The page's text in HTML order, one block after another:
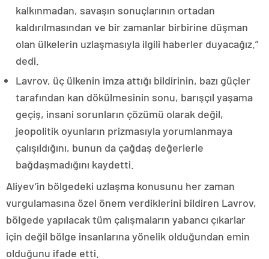
kalkınmadan, savaşın sonuçlarının ortadan
kaldırılmasından ve bir zamanlar birbirine düşman
olan ülkelerin uzlaşmasıyla ilgili haberler duyacağız.”
dedi.
Lavrov, üç ülkenin imza attığı bildirinin, bazı güçler
tarafından kan dökülmesinin sonu, barışçıl yaşama
geçiş, insani sorunların çözümü olarak değil,
jeopolitik oyunların prizmasıyla yorumlanmaya
çalışıldığını, bunun da çağdaş değerlerle
bağdaşmadığını kaydetti.
Aliyev’in bölgedeki uzlaşma konusunu her zaman
vurgulamasına özel önem verdiklerini bildiren Lavrov,
bölgede yapılacak tüm çalışmaların yabancı çıkarlar
için değil bölge insanlarına yönelik olduğundan emin
olduğunu ifade etti.